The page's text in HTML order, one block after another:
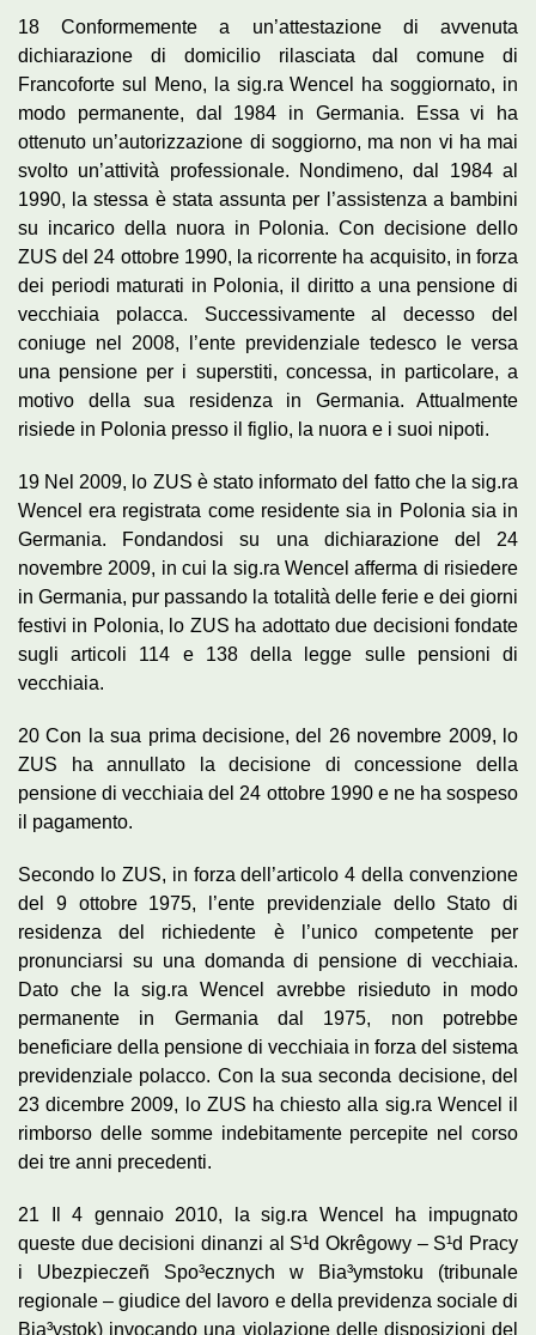
18 Conformemente a un’attestazione di avvenuta
dichiarazione di domicilio rilasciata dal comune di
Francoforte sul Meno, la sig.ra Wencel ha soggiornato, in
modo permanente, dal 1984 in Germania. Essa vi ha
ottenuto un’autorizzazione di soggiorno, ma non vi ha mai
svolto un’attività professionale. Nondimeno, dal 1984 al
1990, la stessa è stata assunta per l’assistenza a bambini
su incarico della nuora in Polonia. Con decisione dello
ZUS del 24 ottobre 1990, la ricorrente ha acquisito, in forza
dei periodi maturati in Polonia, il diritto a una pensione di
vecchiaia polacca. Successivamente al decesso del
coniuge nel 2008, l’ente previdenziale tedesco le versa
una pensione per i superstiti, concessa, in particolare, a
motivo della sua residenza in Germania. Attualmente
risiede in Polonia presso il figlio, la nuora e i suoi nipoti.
19 Nel 2009, lo ZUS è stato informato del fatto che la sig.ra
Wencel era registrata come residente sia in Polonia sia in
Germania. Fondandosi su una dichiarazione del 24
novembre 2009, in cui la sig.ra Wencel afferma di risiedere
in Germania, pur passando la totalità delle ferie e dei giorni
festivi in Polonia, lo ZUS ha adottato due decisioni fondate
sugli articoli 114 e 138 della legge sulle pensioni di
vecchiaia.
20 Con la sua prima decisione, del 26 novembre 2009, lo
ZUS ha annullato la decisione di concessione della
pensione di vecchiaia del 24 ottobre 1990 e ne ha sospeso
il pagamento.
Secondo lo ZUS, in forza dell’articolo 4 della convenzione
del 9 ottobre 1975, l’ente previdenziale dello Stato di
residenza del richiedente è l’unico competente per
pronunciarsi su una domanda di pensione di vecchiaia.
Dato che la sig.ra Wencel avrebbe risieduto in modo
permanente in Germania dal 1975, non potrebbe
beneficiare della pensione di vecchiaia in forza del sistema
previdenziale polacco. Con la sua seconda decisione, del
23 dicembre 2009, lo ZUS ha chiesto alla sig.ra Wencel il
rimborso delle somme indebitamente percepite nel corso
dei tre anni precedenti.
21 Il 4 gennaio 2010, la sig.ra Wencel ha impugnato
queste due decisioni dinanzi al S¹d Okrêgowy – S¹d Pracy
i Ubezpieczeñ Spo³ecznych w Bia³ymstoku (tribunale
regionale – giudice del lavoro e della previdenza sociale di
Bia³ystok) invocando una violazione delle disposizioni del